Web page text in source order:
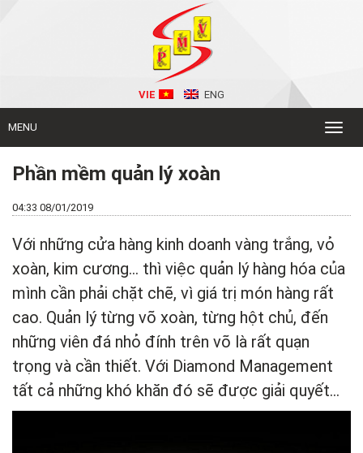
VIE ENG
MENU
Phần mềm quản lý xoàn
04:33 08/01/2019
Với những cửa hàng kinh doanh vàng trắng, vỏ
xoàn, kim cương… thì việc quản lý hàng hóa của
mình cần phải chặt chẽ, vì giá trị món hàng rất
cao. Quản lý từng võ xoàn, từng hột chủ, đến
những viên đá nhỏ đính trên võ là rất quạn
trọng và cần thiết. Với Diamond Management
tất cả những khó khăn đó sẽ được giải quyết…